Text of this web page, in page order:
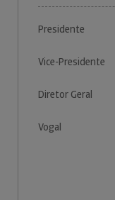
Presidente
Vice-Presidente
Diretor Geral
Vogal